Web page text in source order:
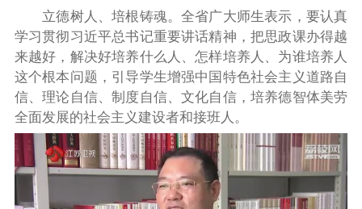
立德树人、培根铸魂。全省广大师生表示，要认真
学习贯彻习近平总书记重要讲话精神，把思政课办得越
来越好，解决好培养什么人、怎样培养人、为谁培养人
这个根本问题，引导学生增强中国特色社会主义道路自
信、理论自信、制度自信、文化自信，培养德智体美劳
全面发展的社会主义建设者和接班人。